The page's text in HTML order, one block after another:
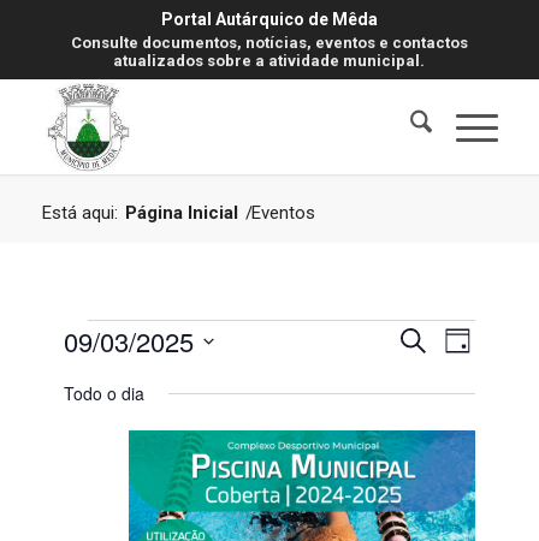
Portal Autárquico de Mêda
Consulte documentos, notícias, eventos e contactos
atualizados sobre a atividade municipal.
Está aqui: Página Inicial /Eventos
Eventos
for
Março,
2025
e
de
Pesquisar
de
de
Dia
09/03/2025
a
Todo o dia